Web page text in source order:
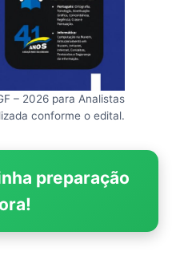
– 2026 para Analistas
conforme o edital.
preparação